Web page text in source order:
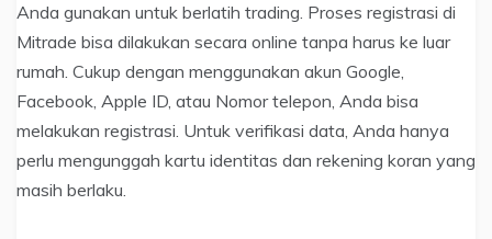
Anda gunakan untuk berlatih trading. Proses registrasi di
Mitrade bisa dilakukan secara online tanpa harus ke luar
rumah. Cukup dengan menggunakan akun Google,
Facebook, Apple ID, atau Nomor telepon, Anda bisa
melakukan registrasi. Untuk verifikasi data, Anda hanya
perlu mengunggah kartu identitas dan rekening koran yang
masih berlaku.